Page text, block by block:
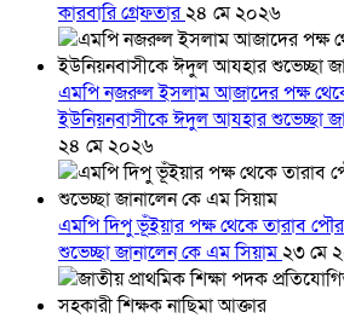
কারবারি গ্রেফতার২৪ মে ২০২৬
এমপি নজরুল ইসলাম আজাদের পক্ষ থেকে
ইউনিয়নবাসীকে ঈদুল আযহার শুভেচ্ছা
২৪ মে ২০২৬
এমপি দিপু ভূঁইয়ার পক্ষ থেকে তারাব
শুভেচ্ছা জানালেন কে এম সিয়াম২৩ মে